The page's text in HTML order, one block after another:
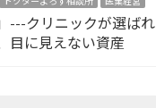
---クリニックが選ばれ
目に見えない資産